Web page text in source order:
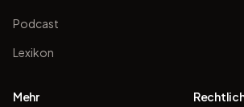
Podcast
Lexikon
Mehr